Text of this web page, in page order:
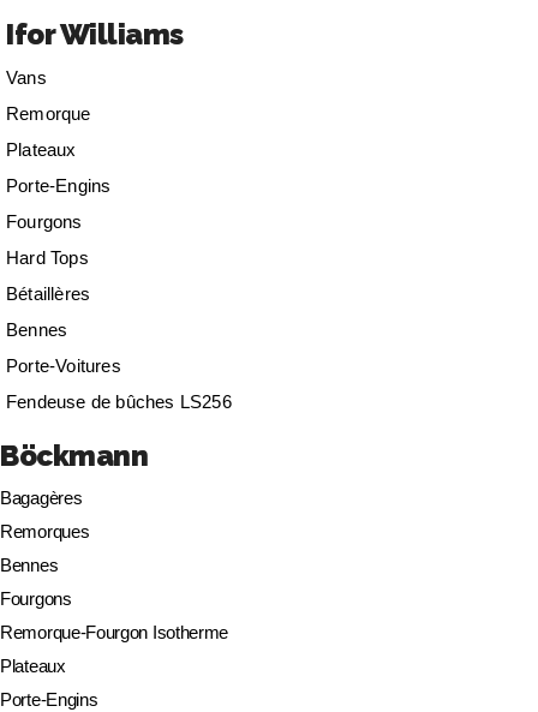
Ifor Williams
Vans
Remorque
Plateaux
Porte-Engins
Fourgons
Hard Tops
Bétaillères
Bennes
Porte-Voitures
Fendeuse de bûches LS256
Böckmann
Bagagères
Remorques
Bennes
Fourgons
Remorque-Fourgon Isotherme
Plateaux
Porte-Engins